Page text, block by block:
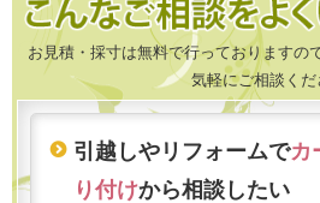
お見積・採寸は無料で行っておりますの
気軽にご相談くだ
引越しやリフォームでカ
り付けから相談したい